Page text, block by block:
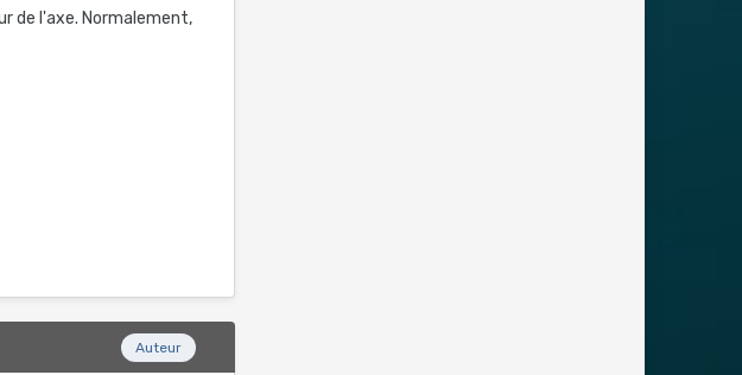
de l'axe. Normalement,
Auteur